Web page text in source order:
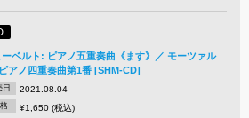
ーベルト: ピアノ五重奏曲《ます》／ モーツァル
アノ四重奏曲第1番 [SHM-CD]
日 2021.08.04
¥1,650 (税込)